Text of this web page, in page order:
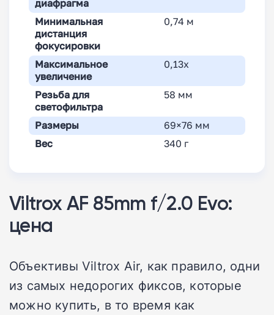
диафрагма
Минимальная
дистанция
фокусировки
0,74 м
Максимальное
увеличение
0,13x
Резьба для
светофильтра
58 мм
Размеры
69×76 мм
Вес
340 г
Viltrox AF 85mm f/2.0 Evo:
цена
Объективы Viltrox Air, как правило, одни
из самых недорогих фиксов, которые
можно купить, в то время как